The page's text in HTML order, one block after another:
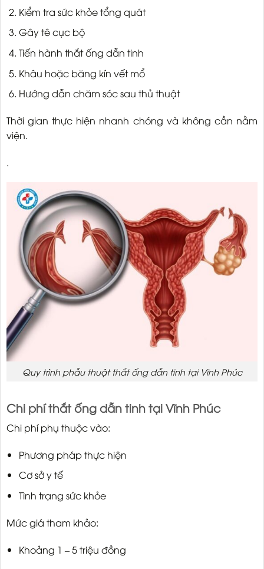
Kiểm tra sức khỏe tổng quát
Gây tê cục bộ
Tiến hành thắt ống dẫn tinh
Khâu hoặc băng kín vết mổ
Hướng dẫn chăm sóc sau thủ thuật
Thời gian thực hiện nhanh chóng và không cần nằm
viện.
.
Quy trình phẫu thuật thắt ống dẫn tinh tại Vĩnh Phúc
Chi phí thắt ống dẫn tinh tại Vĩnh Phúc
Chi phí phụ thuộc vào:
Phương pháp thực hiện
Cơ sở y tế
Tình trạng sức khỏe
Mức giá tham khảo:
Khoảng 1 – 5 triệu đồng